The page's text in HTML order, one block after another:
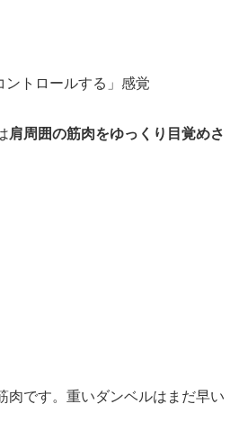
ントロールする」感覚
肩周囲の筋肉をゆっくり目覚めさ
肉です。重いダンベルはまだ早い